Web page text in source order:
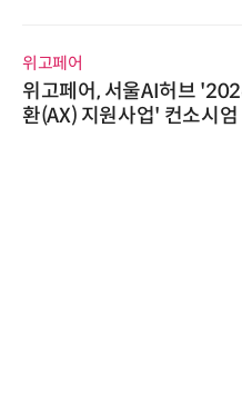
위고페어
위고페어, 서울AI허브
환(AX) 지원사업' 컨소시엄